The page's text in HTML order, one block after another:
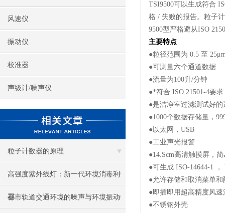
风速仪
振动仪
校准器
声级计/噪声仪
粒子计数器的原理
高强度紫外线灯：新一代环境消毒利
器
都市轨道交通环境的噪声与环境振动
TSI9500可以生成符合
格 / 失败的报告。粒子
9500型严格避从ISO
主要特点
●粒径范围为 0.5 至
●可测量六个通道数据
●流量为100升/分钟
●*符合 ISO 21501-4要求
●是洁净室过滤测试好的
●1000个数据存储量，
●以太网，USB
●工业声光报警
●14.Scm高清触摸屏，
●可生成 ISO-14644-1
●允许存储和取消菜单和
●即插即用超高精度风速
●不锈钢外壳